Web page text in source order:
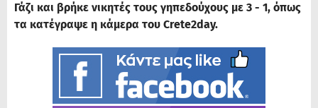
Γάζι και βρήκε νικητές τους γηπεδούχους με 3 - 1, όπως
τα κατέγραψε η κάμερα του Crete2day.